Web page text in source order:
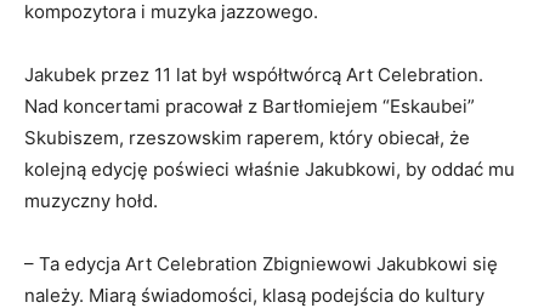
kompozytora i muzyka jazzowego.
Jakubek przez 11 lat był współtwórcą Art Celebration.
Nad koncertami pracował z Bartłomiejem “Eskaubei”
Skubiszem, rzeszowskim raperem, który obiecał, że
kolejną edycję poświeci właśnie Jakubkowi, by oddać mu
muzyczny hołd.
– Ta edycja Art Celebration Zbigniewowi Jakubkowi się
należy. Miarą świadomości, klasą podejścia do kultury